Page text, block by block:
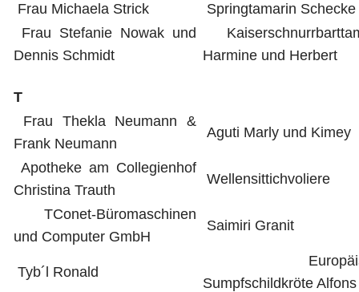
Frau Michaela Strick
Springtamarin Schecke
Frau Stefanie Nowak und
Dennis Schmidt
Harmine und Herbert
T
Frau Thekla Neumann &
Frank Neumann
Aguti Marly und Kimey
Apotheke am Collegienhof
Christina Trauth
Wellensittichvoliere
TConet-Büromaschinen
und Computer GmbH
Saimiri Granit
Tyb´l Ronald
Sumpfschildkröte Alfons